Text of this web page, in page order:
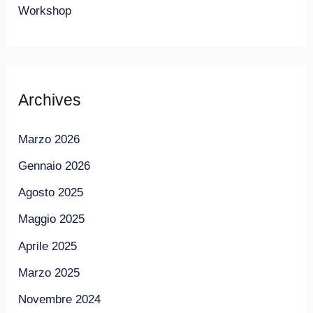
Workshop
Archives
Marzo 2026
Gennaio 2026
Agosto 2025
Maggio 2025
Aprile 2025
Marzo 2025
Novembre 2024